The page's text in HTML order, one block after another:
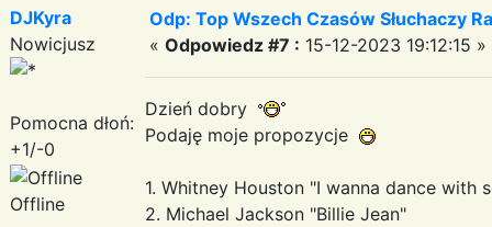
DJKyra
Nowicjusz
Pomocna dłoń:
+1/-0
Offline
Odp: Top Wszech Czasów Słuchaczy
« Odpowiedz #7 : 15-12-2023 19:12:15 »
Dzień dobry
Podaję moje propozycje
1. Whitney Houston "I wanna dance with
2. Michael Jackson "Billie Jean"